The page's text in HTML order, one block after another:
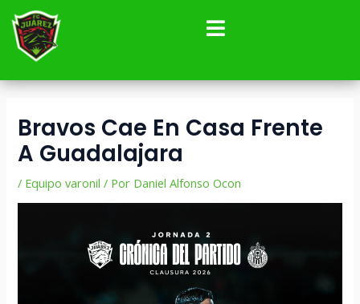
contenido
Bravos Cae En Casa Frente
A Guadalajara
/ Equipo varonil / Por Daniel Alfonso Ocon
Navegación
de
entradas